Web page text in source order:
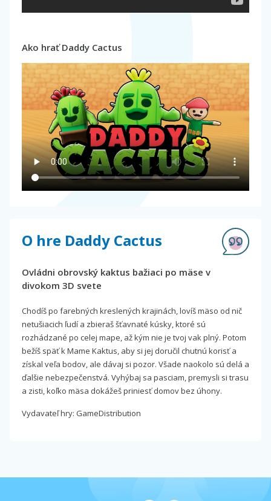
Ako hrať Daddy Cactus
O hre Daddy Cactus
Ovládni obrovský kaktus bažiaci po mäse v
divokom 3D svete
Chodíš po farebných kreslených krajinách, lovíš mäso od nič
netušiacich ľudí a zbieraš šťavnaté kúsky, ktoré sú
rozhádzané po celej mape, až kým nie je tvoj vak plný. Potom
bežíš späť k Mame Kaktus, aby si jej doručil chutnú korisť a
získal veľa bodov, ale dávaj si pozor. Všade naokolo sú delá a
ďalšie nebezpečenstvá. Vyhýbaj sa pasciam, premysli si trasu
a zisti, koľko mäsa dokážeš priniesť domov bez úhony.
Vydavateľ hry: GameDistribution